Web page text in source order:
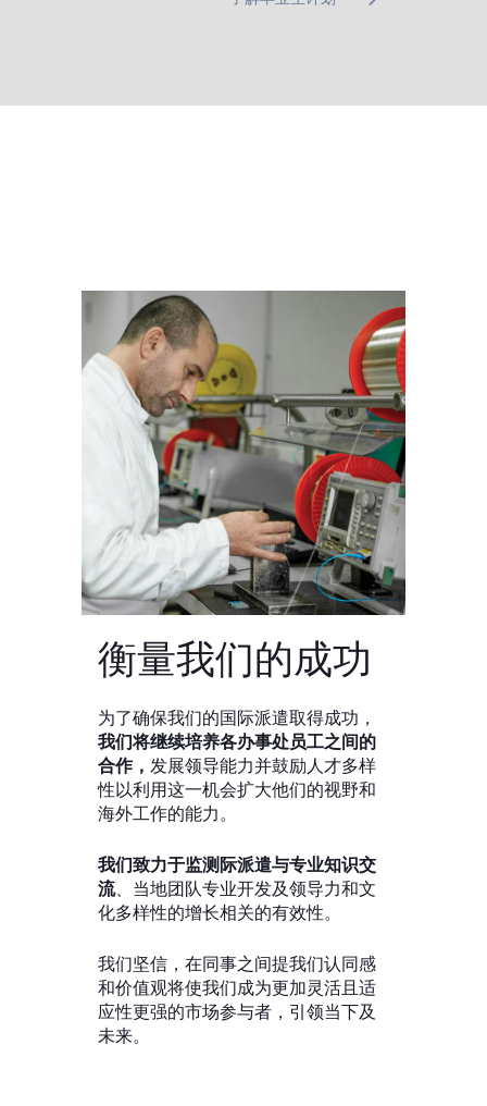
衡量我们的成功
为了确保我们的国际派遣取得成功，
我们将继续培养各办事处员工之间的
合作， 发展领导能力并鼓励人才多样
性以利用这一机会扩大他们的视野和
海外工作的能力。
我们致力于监测际派遣与专业知识交
流、当地团队专业开发及领导力和文
化多样性的增长相关的有效性。
我们坚信，在同事之间提我们认同感
和价值观将使我们成为更加灵活且适
应性更强的市场参与者，引领当下及
未来。